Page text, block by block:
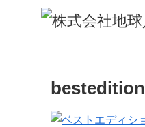
bestedition